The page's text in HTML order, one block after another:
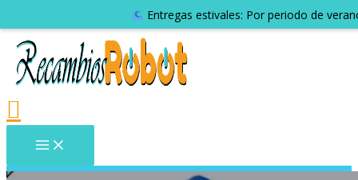
Entregas estivales: Por periodo de